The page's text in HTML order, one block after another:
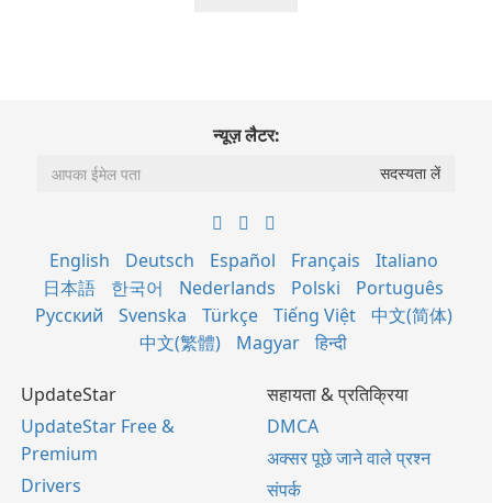
न्यूज़ लैटर:
English Deutsch Español Français
Italiano
日本語
한국어 Nederlands Polski
Português
Русский
Svenska Türkçe Tiếng Việt
中文(简体)
中文(繁體)
Magyar हिन्दी
UpdateStar
UpdateStar Free &
Premium
Drivers
सहायता & प्रतिक्रिया
DMCA
अक्सर पूछे जाने वाले प्रश्न
संपर्क